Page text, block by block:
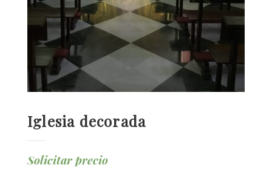
Iglesia decorada
Solicitar precio